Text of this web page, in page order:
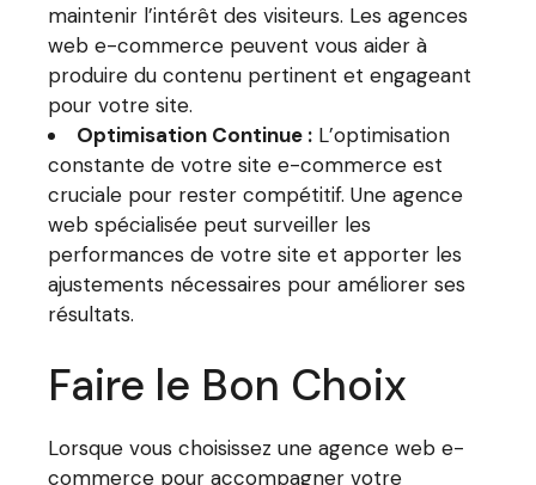
maintenir l’intérêt des visiteurs. Les agences
web e-commerce peuvent vous aider à
produire du contenu pertinent et engageant
pour votre site.
Optimisation Continue : L’optimisation
constante de votre site e-commerce est
cruciale pour rester compétitif. Une agence
web spécialisée peut surveiller les
performances de votre site et apporter les
ajustements nécessaires pour améliorer ses
résultats.
Faire le Bon Choix
Lorsque vous choisissez une agence web e-
commerce pour accompagner votre